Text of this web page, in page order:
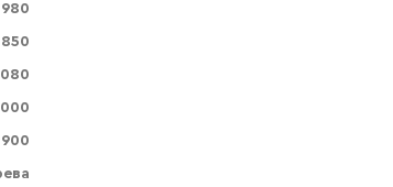
980
850
900